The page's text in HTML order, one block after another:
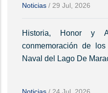
Noticias / 29 Jul, 2026
Historia, Honor y
conmemoración de
Naval del Lago De